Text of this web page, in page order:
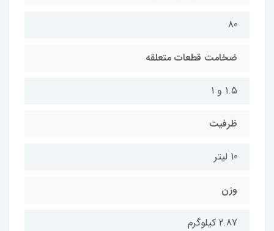
80
ضخامت قطعات متعلقه
1.5 و 1
ظرفیت
10 لیتر
وزن
2.87 کیلوگرم